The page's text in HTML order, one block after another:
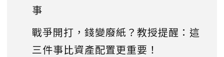
事
戰爭開打，錢變廢紙？教授提醒：這
三件事比資產配置更重要！